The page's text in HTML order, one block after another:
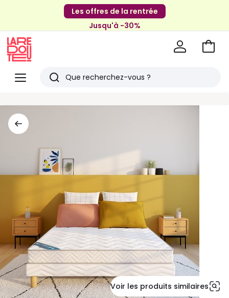
Les offres de la rentrée
Jusqu'à -30%
Menu
Redoute
Rechercher
Aller
Voir les produits similaires